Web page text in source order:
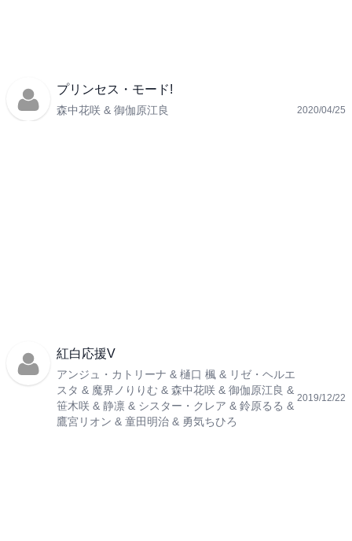
プリンセス・モード!
森中花咲 & 御伽原江良 2020/04/25
紅白応援V
アンジュ・カトリーナ & 樋口 楓 & リゼ・ヘルエ
スタ & 魔界ノりりむ & 森中花咲 & 御伽原江良 &
笹木咲 & 静凛 & シスター・クレア & 鈴原るる &
鷹宮リオン & 童田明治 & 勇気ちひろ
2019/12/22